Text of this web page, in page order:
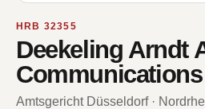
HRB 32355
Deekeling Arndt
Amtsgericht Düsseldorf ·